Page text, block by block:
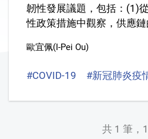
韌性發展議題，包括：(1)
性政策措施中觀察，供應鏈
歐宜佩(I-Pei Ou)
#COVID-19 #新冠肺炎疫
共 1 筆，